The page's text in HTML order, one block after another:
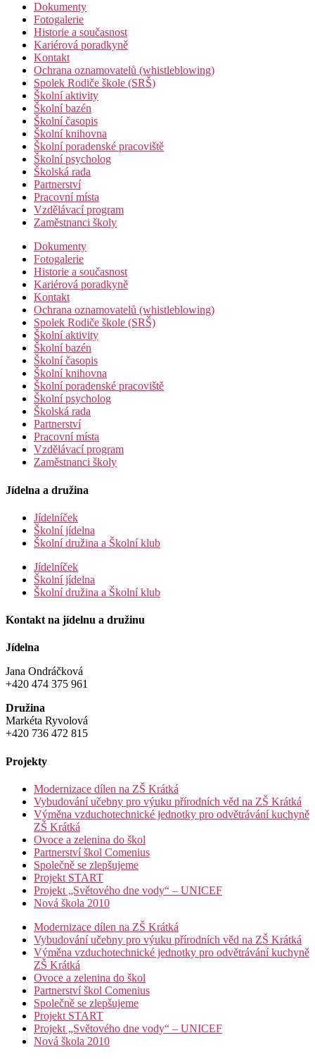
Dokumenty
Fotogalerie
Historie a současnost
Kariérová poradkyně
Kontakt
Ochrana oznamovatelů (whistleblowing)
Spolek Rodiče škole (SRŠ)
Školní aktivity
Školní bazén
Školní časopis
Školní knihovna
Školní poradenské pracoviště
Školní psycholog
Školská rada
Partnerství
Pracovní místa
Vzdělávací program
Zaměstnanci školy
Dokumenty
Fotogalerie
Historie a současnost
Kariérová poradkyně
Kontakt
Ochrana oznamovatelů (whistleblowing)
Spolek Rodiče škole (SRŠ)
Školní aktivity
Školní bazén
Školní časopis
Školní knihovna
Školní poradenské pracoviště
Školní psycholog
Školská rada
Partnerství
Pracovní místa
Vzdělávací program
Zaměstnanci školy
Jídelna a družina
Jídelníček
Školní jídelna
Školní družina a Školní klub
Jídelníček
Školní jídelna
Školní družina a Školní klub
Kontakt na jídelnu a družinu
Jídelna
Jana Ondráčková
+420 474 375 961
Družina
Markéta Ryvolová
+420 736 472 815
Projekty
Modernizace dílen na ZŠ Krátká
Vybudování učebny pro výuku přírodních věd na ZŠ Krátká
Výměna vzduchotechnické jednotky pro odvětrávání kuchyně
ZŠ Krátká
Ovoce a zelenina do škol
Partnerství škol Comenius
Společně se zlepšujeme
Projekt START
Projekt „Světového dne vody“ – UNICEF
Nová škola 2010
Modernizace dílen na ZŠ Krátká
Vybudování učebny pro výuku přírodních věd na ZŠ Krátká
Výměna vzduchotechnické jednotky pro odvětrávání kuchyně
ZŠ Krátká
Ovoce a zelenina do škol
Partnerství škol Comenius
Společně se zlepšujeme
Projekt START
Projekt „Světového dne vody“ – UNICEF
Nová škola 2010